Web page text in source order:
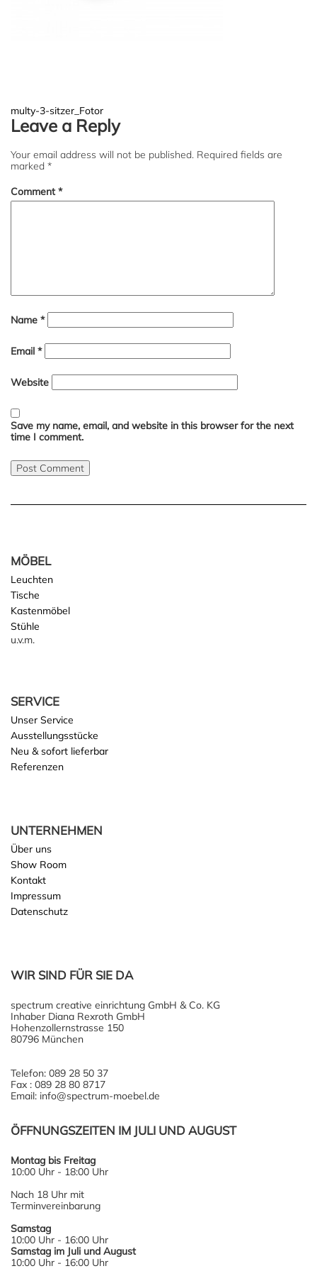
Post
navigation
multy-3-sitzer_Fotor
Leave a Reply
Your email address will not be published. Required fields are
marked *
Comment*
Name *
Email *
Website
Save my name, email, and website in this browser for the next
time I comment.
MÖBEL
Leuchten
Tische
Kastenmöbel
Stühle
u.v.m.
SERVICE
Unser Service
Ausstellungsstücke
Neu & sofort lieferbar
Referenzen
UNTERNEHMEN
Über uns
Show Room
Kontakt
Impressum
Datenschutz
WIR SIND FÜR SIE DA
spectrum creative einrichtung GmbH & Co. KG
Inhaber Diana Rexroth GmbH
Hohenzollernstrasse 150
80796 München
Telefon: 089 28 50 37
Fax : 089 28 80 8717
Email: info@spectrum-moebel.de
ÖFFNUNGSZEITEN IM JULI UND AUGUST
Montag bis Freitag
10:00 Uhr - 18:00 Uhr
Nach 18 Uhr mit
Terminvereinbarung
Samstag
10:00 Uhr - 16:00 Uhr
Samstag im Juli und August
10:00 Uhr - 16:00 Uhr